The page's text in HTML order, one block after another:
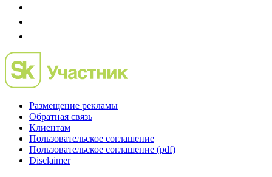
Размещение рекламы
Обратная связь